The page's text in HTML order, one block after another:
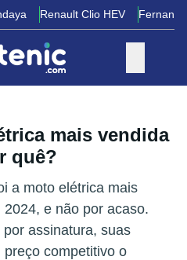
Renault Clio HEV
mais vendida
quê?
a moto elétrica mais
e não por acaso.
assinatura, suas
competitivo o